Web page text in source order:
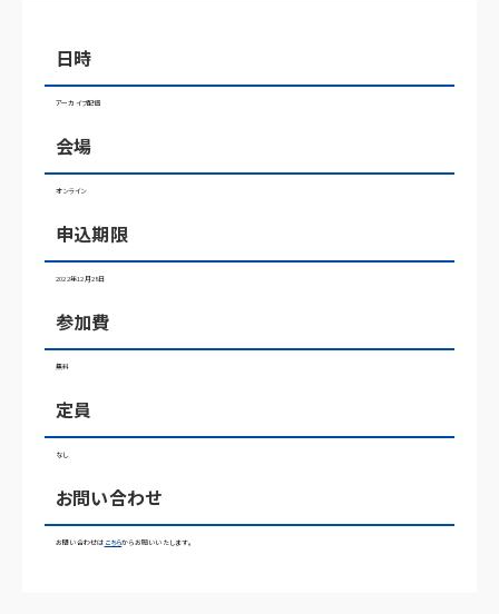
日時
アーカイブ配信
会場
オンライン
申込期限
2022年12月28日
参加費
無料
定員
なし
お問い合わせ
お問い合わせは こちらからお願いいたします。